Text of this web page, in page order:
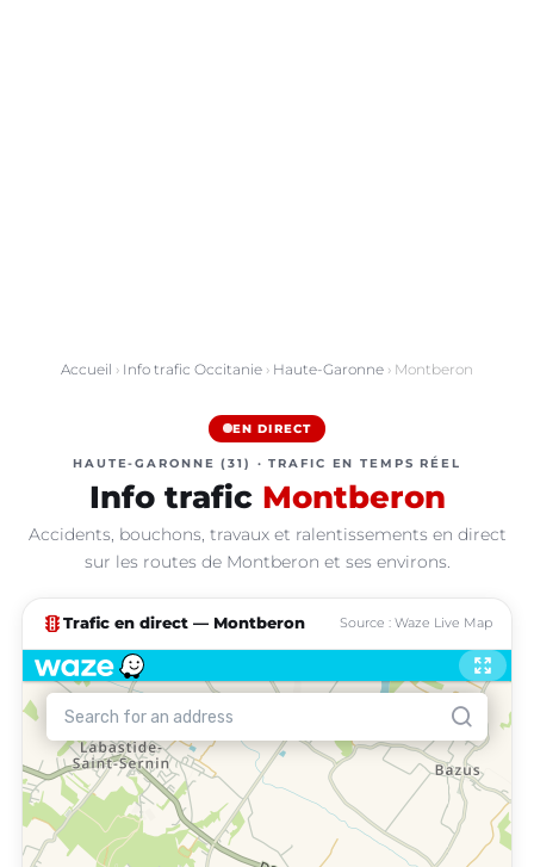
Accueil › Info trafic Occitanie › Haute-Garonne › Montberon
EN DIRECT
HAUTE-GARONNE (31) · TRAFIC EN TEMPS RÉEL
Info trafic Montberon
Accidents, bouchons, travaux et ralentissements en direct
sur les routes de Montberon et ses environs.
traffic Trafic en direct — Montberon Source : Waze Live Map